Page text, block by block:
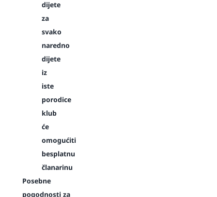
dijete
za
svako
naredno
dijete
iz
iste
porodice
klub
će
omogućiti
besplatnu
članarinu
Posebne
pogodnosti za